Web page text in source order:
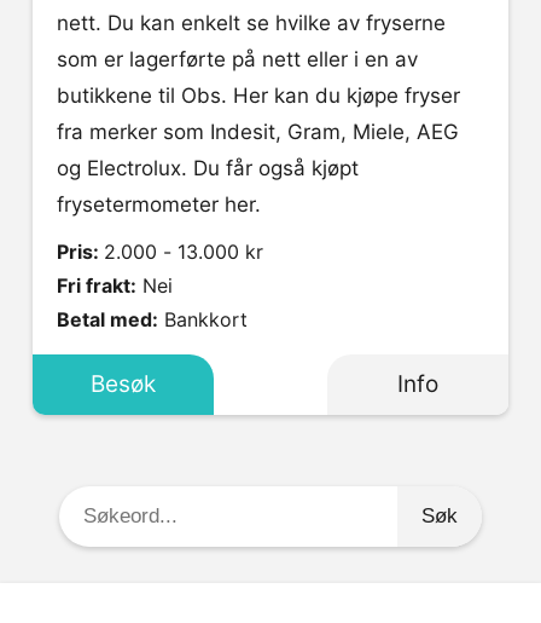
nett. Du kan enkelt se hvilke av fryserne
som er lagerførte på nett eller i en av
butikkene til Obs. Her kan du kjøpe fryser
fra merker som Indesit, Gram, Miele, AEG
og Electrolux. Du får også kjøpt
frysetermometer her.
Pris: 2.000 - 13.000 kr
Fri frakt: Nei
Betal med: Bankkort
Besøk Info
Søkeord: